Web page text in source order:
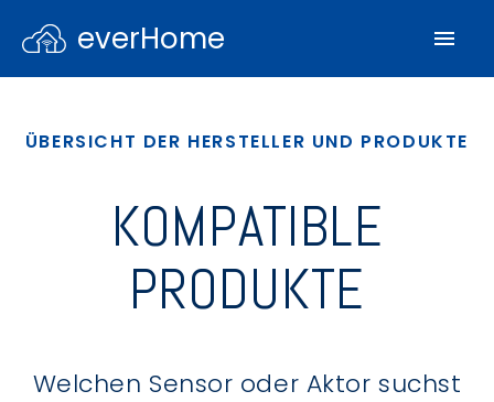
everHome
ÜBERSICHT DER HERSTELLER UND PRODUKTE
KOMPATIBLE
PRODUKTE
Welchen Sensor oder Aktor suchst